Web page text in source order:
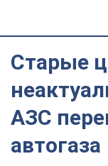
Старые
АЗС
автогаза